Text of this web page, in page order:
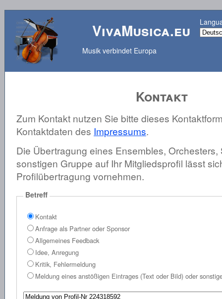
VivaMusica.eu
Musik verbindet Europa
Kontakt
Zum Kontakt nutzen Sie bitte dieses
Kontaktdaten des Impressums.
Die Übertragung eines Ensembles,
sonstigen Gruppe auf Ihr Mitgliedsprofil lässt
Profilübertragung vornehmen.
Betreff
Kontakt
Anfrage als Partner oder Sponsor
Allgemeines Feedback
Idee, Anregung
Kritik, Fehlermeldung
Meldung eines anstößigen Eintrages (Text oder Bild) oder